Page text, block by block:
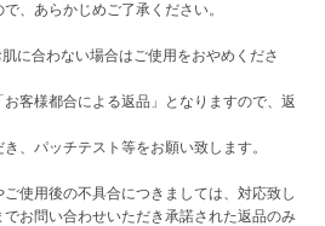
、あらかじめご了承ください。
に合わない場合はご使用をおやめくださ
客様都合による返品」となりますので、返
、パッチテスト等をお願い致します。
使用後の不具合につきましては、対応致し
お問い合わせいただき承諾された返品のみ